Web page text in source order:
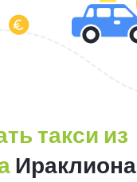
такси из
Ираклиона